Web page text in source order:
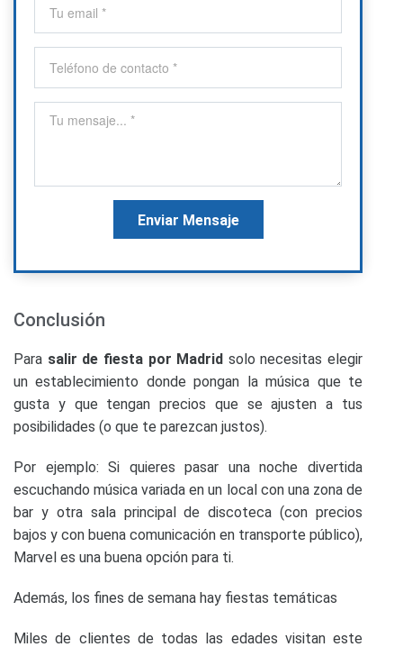
Enviar Mensaje
Conclusión
Para salir de fiesta por Madrid solo necesitas elegir
un establecimiento donde pongan la música que te
gusta y que tengan precios que se ajusten a tus
posibilidades (o que te parezcan justos).
Por ejemplo: Si quieres pasar una noche divertida
escuchando música variada en un local con una zona de
bar y otra sala principal de discoteca (con precios
bajos y con buena comunicación en transporte público),
Marvel es una buena opción para ti.
Además, los fines de semana hay fiestas temáticas
Miles de clientes de todas las edades visitan este